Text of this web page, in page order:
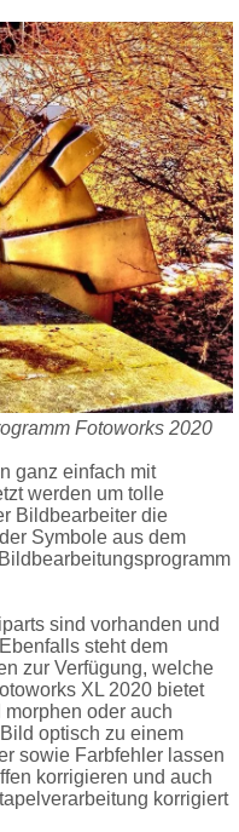
Fotoworks 2020
ganz einfach mit
werden um tolle
Bildbearbeiter die
Symbole aus dem
sind vorhanden und
steht dem
zur Verfügung, welche
XL 2020 bietet
oder auch
optisch zu einem
sowie Farbfehler lassen
korrigieren und auch
korrigiert